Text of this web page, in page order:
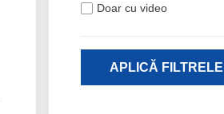
Doar cu video
APLICĂ FILTRELE